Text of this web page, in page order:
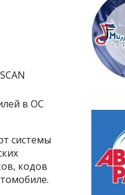
в ОС
системы
кодов